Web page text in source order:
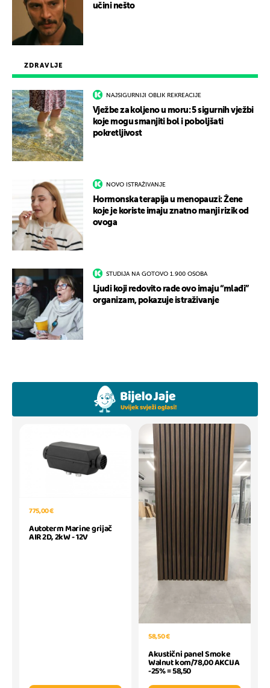
ZDRAVLJE
NAJSIGURNIJI OBLIK REKREACIJE
Vježbe za koljeno u moru: 5 sigurnih vježbi
koje mogu smanjiti bol i poboljšati
pokretljivost
NOVO ISTRAŽIVANJE
Hormonska terapija u menopauzi: Žene
koje je koriste imaju znatno manji rizik od
ovoga
STUDIJA NA GOTOVO 1.900 OSOBA
Ljudi koji redovito rade ovo imaju “mlađi”
organizam, pokazuje istraživanje
učini nešto
775,00 €
Autoterm Marine grijač
AIR 2D, 2kW - 12V
58,50 €
Akustični panel Smoke
Walnut kom/78,00 AKCIJA
-25% = 58,50